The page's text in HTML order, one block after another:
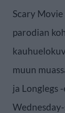
Scary
parodian
muun
ja Longlegs